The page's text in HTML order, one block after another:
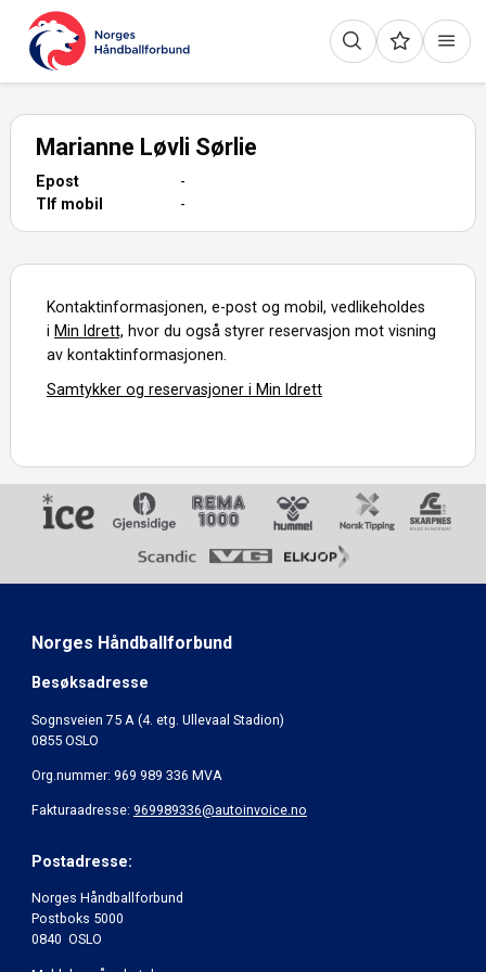
Marianne Løvli Sørlie
Epost
-
Tlf mobil
-
Kontaktinformasjonen, e-post og mobil, vedlikeholdes
i Min Idrett, hvor du også styrer reservasjon mot visning
av kontaktinformasjonen.
Samtykker og reservasjoner i Min Idrett
Norges Håndballforbund
Besøksadresse
Sognsveien 75 A (4. etg. Ullevaal Stadion)
0855 OSLO
Org.nummer: 969 989 336 MVA
Fakturaadresse: 969989336@autoinvoice.no
Postadresse:
Norges Håndballforbund
Postboks 5000
0840 OSLO